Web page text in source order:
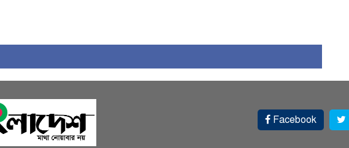
Facebook